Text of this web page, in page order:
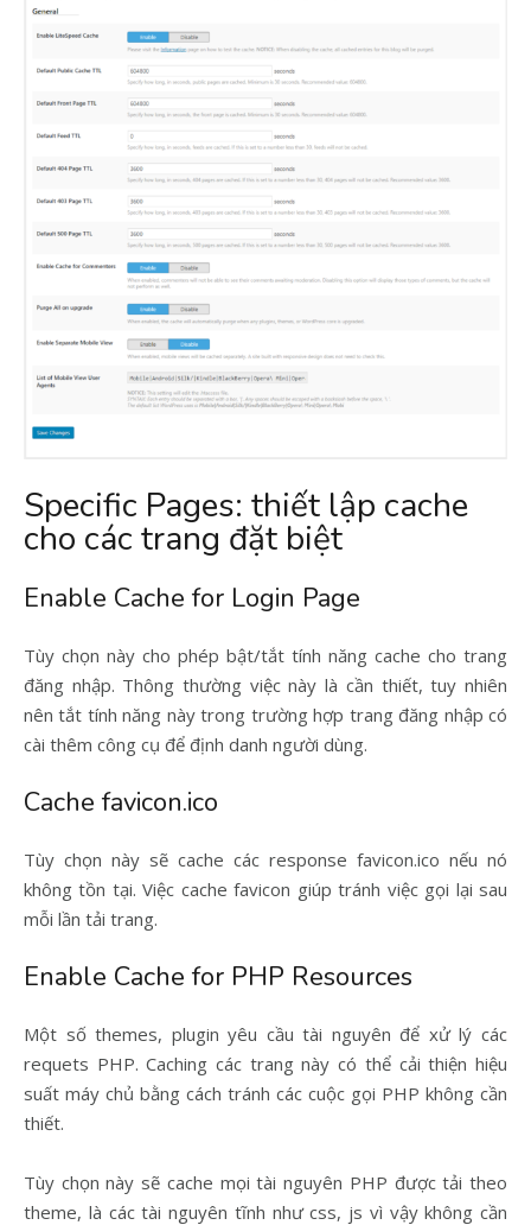
Specific Pages: thiết lập cache
cho các trang đặt biệt
Enable Cache for Login Page
Tùy chọn này cho phép bật/tắt tính năng cache cho trang
đăng nhập. Thông thường việc này là cần thiết, tuy nhiên
nên tắt tính năng này trong trường hợp trang đăng nhập có
cài thêm công cụ để định danh người dùng.
Cache favicon.ico
Tùy chọn này sẽ cache các response favicon.ico nếu nó
không tồn tại. Việc cache favicon giúp tránh việc gọi lại sau
mỗi lần tải trang.
Enable Cache for PHP Resources
Một số themes, plugin yêu cầu tài nguyên để xử lý các
requets PHP. Caching các trang này có thể cải thiện hiệu
suất máy chủ bằng cách tránh các cuộc gọi PHP không cần
thiết.
Tùy chọn này sẽ cache mọi tài nguyên PHP được tải theo
theme, là các tài nguyên tĩnh như css, js vì vậy không cần